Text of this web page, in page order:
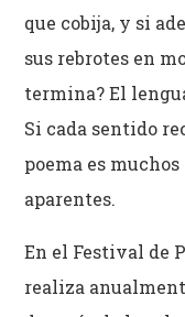
que cobija, y si
sus rebrotes en
termina? El
Si cada sentido
poema es
aparentes.
En el Festival de
realiza